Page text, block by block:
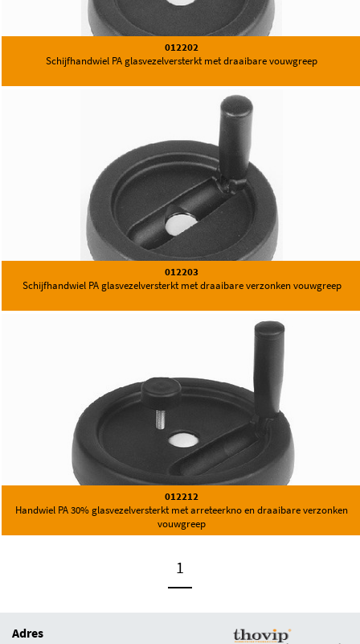
012202
Schijfhandwiel PA glasvezelversterkt met draaibare vouwgreep
012203
Schijfhandwiel PA glasvezelversterkt met draaibare verzonken vouwgreep
012212
Handwiel PA 30% glasvezelversterkt met arreteerkno en draaibare verzonken
vouwgreep
1
Adres